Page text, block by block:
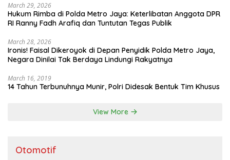
March 29, 2026
Hukum Rimba di Polda Metro Jaya: Keterlibatan Anggota DPR
RI Ranny Fadh Arafiq dan Tuntutan Tegas Publik
March 28, 2026
Ironis! Faisal Dikeroyok di Depan Penyidik Polda Metro Jaya,
Negara Dinilai Tak Berdaya Lindungi Rakyatnya
March 16, 2019
14 Tahun Terbunuhnya Munir, Polri Didesak Bentuk Tim Khusus
View More
Otomotif